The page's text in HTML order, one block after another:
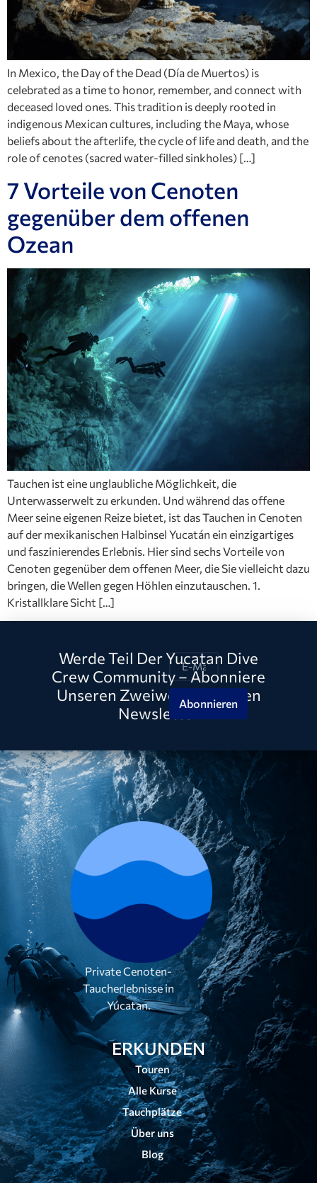
In Mexico, the Day of the Dead (Día de Muertos) is
celebrated as a time to honor, remember, and connect with
deceased loved ones. This tradition is deeply rooted in
indigenous Mexican cultures, including the Maya, whose
beliefs about the afterlife, the cycle of life and death, and the
role of cenotes (sacred water-filled sinkholes) […]
7 Vorteile von Cenoten
gegenüber dem offenen
Ozean
Tauchen ist eine unglaubliche Möglichkeit, die
Unterwasserwelt zu erkunden. Und während das offene
Meer seine eigenen Reize bietet, ist das Tauchen in Cenoten
auf der mexikanischen Halbinsel Yucatán ein einzigartiges
und faszinierendes Erlebnis. Hier sind sechs Vorteile von
Cenoten gegenüber dem offenen Meer, die Sie vielleicht dazu
bringen, die Wellen gegen Höhlen einzutauschen. 1.
Kristallklare Sicht […]
Werde Teil Der Yucatan Dive
Crew Community – Abonniere
Unseren Zweiwöchentlichen
NewsletterAbonnieren
Private Cenoten-
Taucherlebnisse in
Yúcatan.
ERKUNDEN
Touren
Alle Kurse
Tauchplätze
Über uns
Blog